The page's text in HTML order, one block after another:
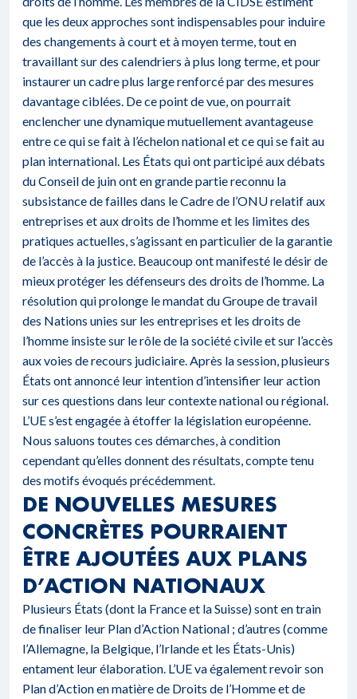
que les deux approches sont indispensables pour induire
des changements à court et à moyen terme, tout en
travaillant sur des calendriers à plus long terme, et pour
instaurer un cadre plus large renforcé par des mesures
davantage ciblées. De ce point de vue, on pourrait
enclencher une dynamique mutuellement avantageuse
entre ce qui se fait à l’échelon national et ce qui se fait au
plan international. Les États qui ont participé aux débats
du Conseil de juin ont en grande partie reconnu la
subsistance de failles dans le Cadre de l’ONU relatif aux
entreprises et aux droits de l’homme et les limites des
pratiques actuelles, s’agissant en particulier de la garantie
de l’accès à la justice. Beaucoup ont manifesté le désir de
mieux protéger les défenseurs des droits de l’homme. La
résolution qui prolonge le mandat du Groupe de travail
des Nations unies sur les entreprises et les droits de
l’homme insiste sur le rôle de la société civile et sur l’accès
aux voies de recours judiciaire. Après la session, plusieurs
États ont annoncé leur intention d’intensifier leur action
sur ces questions dans leur contexte national ou régional.
L’UE s’est engagée à étoffer la législation européenne.
Nous saluons toutes ces démarches, à condition
cependant qu’elles donnent des résultats, compte tenu
des motifs évoqués précédemment.
DE NOUVELLES MESURES
CONCRÈTES POURRAIENT
ÊTRE AJOUTÉES AUX PLANS
D’ACTION NATIONAUX
Plusieurs États (dont la France et la Suisse) sont en train
de finaliser leur Plan d’Action National ; d’autres (comme
l’Allemagne, la Belgique, l’Irlande et les États-Unis)
entament leur élaboration. L’UE va également revoir son
Plan d’Action en matière de Droits de l’Homme et de